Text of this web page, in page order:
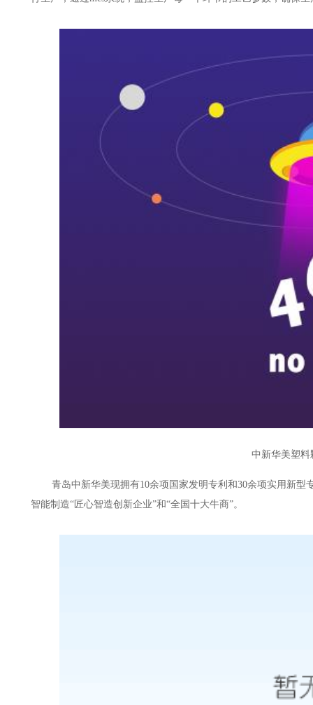
中新华美塑
青岛中新华美现拥有10余项国家发明专利和30余项实用新型
智能制造“匠心智造创新企业”和“全国十大牛商”。